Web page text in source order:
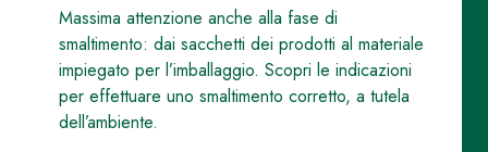
Massima attenzione anche alla fase di
smaltimento: dai sacchetti dei prodotti al materiale
impiegato per l’imballaggio. Scopri le indicazioni
per effettuare uno smaltimento corretto, a tutela
dell’ambiente.
Sistema
INTONACATURA E
Sistema
GYPSOTEC
H